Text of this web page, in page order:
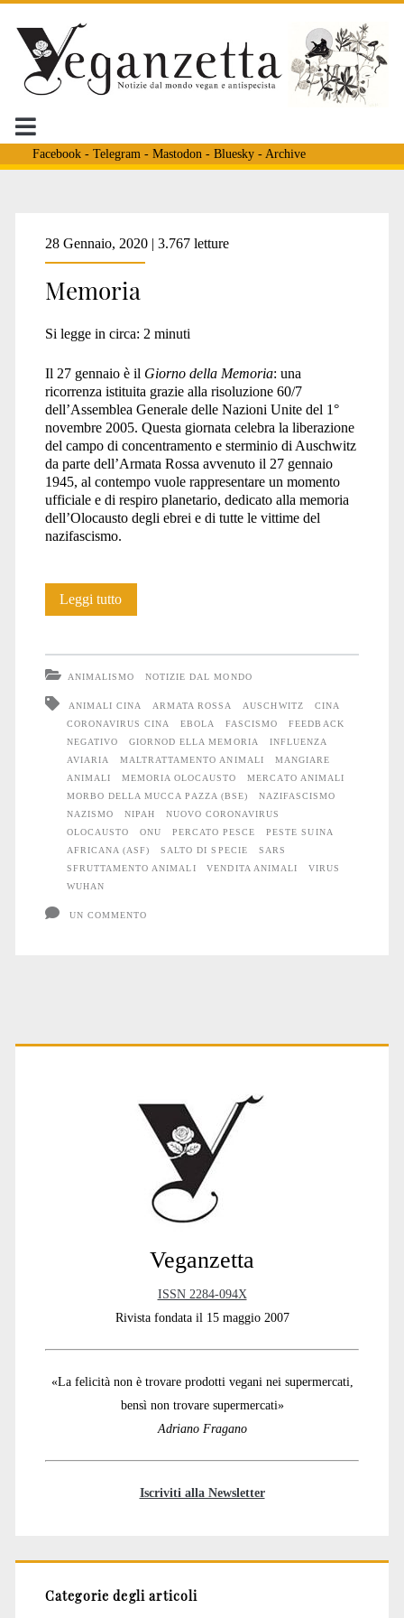
Facebook- Telegram - Mastodon - Bluesky- Archive
Tag:
<span>Peste
suina
africana
(ASF)
</span>
28 Gennaio, 2020 | 3.767 letture
Memoria
Si legge in circa: 2 minuti
Il 27 gennaio è il Giorno della Memoria: una
ricorrenza istituita grazie alla risoluzione 60/7
dell’Assemblea Generale delle Nazioni Unite del 1°
novembre 2005. Questa giornata celebra la liberazione
del campo di concentramento e sterminio di Auschwitz
da parte dell’Armata Rossa avvenuto il 27 gennaio
1945, al contempo vuole rappresentare un momento
ufficiale e di respiro planetario, dedicato alla memoria
dell’Olocausto degli ebrei e di tutte le vittime del
nazifascismo.
Leggi tuttoMemoria
ANIMALISMO NOTIZIE DAL MONDO
ANIMALI CINA ARMATA ROSSA AUSCHWITZ
CINA
CORONAVIRUS CINA
EBOLA FASCISMO
FEEDBACK
NEGATIVO
GIORNOD ELLA MEMORIA
INFLUENZA
AVIARIA
MALTRATTAMENTO ANIMALI
MANGIARE
ANIMALI
MEMORIA OLOCAUSTO
MERCATO ANIMALI
MORBO DELLA MUCCA PAZZA (BSE)
NAZIFASCISMO
NAZISMO
NIPAH
NUOVO CORONAVIRUS
OLOCAUSTO
ONU PERCATO PESCE
PESTE SUINA
AFRICANA (ASF)
SALTO DI SPECIE
SARS
SFRUTTAMENTO ANIMALI
VENDITA ANIMALI
VIRUS
WUHAN
UN COMMENTO
Primary
Veganzetta
ISSN 2284-094X
Rivista fondata il 15 maggio 2007
«La felicità non è trovare prodotti vegani nei supermercati,
bensì non trovare supermercati»
Adriano Fragano
Iscriviti alla Newsletter
Categorie degli articoli